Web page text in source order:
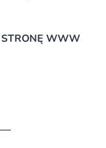
STRONĘ WWW